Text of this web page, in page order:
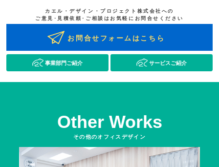
カエル・デザイン・プロジェクト株式会社への
ご意見･見積依頼･ご相談はお気軽にお問合せください
お問合せフォームはこちら
事業部門ご紹介 サービスご紹介
Other Works
その他のオフィスデザイン